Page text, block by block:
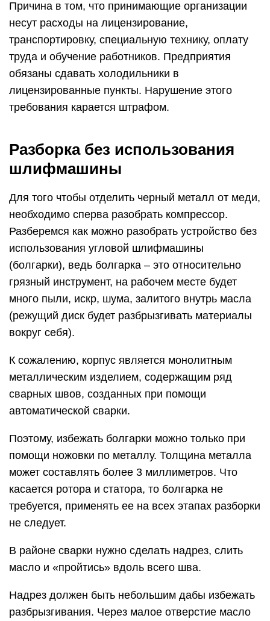
Причина в том, что принимающие организации
несут расходы на лицензирование,
транспортировку, специальную технику, оплату
труда и обучение работников. Предприятия
обязаны сдавать холодильники в
лицензированные пункты. Нарушение этого
требования карается штрафом.
Разборка без использования
шлифмашины
Для того чтобы отделить черный металл от меди,
необходимо сперва разобрать компрессор.
Разберемся как можно разобрать устройство без
использования угловой шлифмашины
(болгарки), ведь болгарка – это относительно
грязный инструмент, на рабочем месте будет
много пыли, искр, шума, залитого внутрь масла
(режущий диск будет разбрызгивать материалы
вокруг себя).
К сожалению, корпус является монолитным
металлическим изделием, содержащим ряд
сварных швов, созданных при помощи
автоматической сварки.
Поэтому, избежать болгарки можно только при
помощи ножовки по металлу. Толщина металла
может составлять более 3 миллиметров. Что
касается ротора и статора, то болгарка не
требуется, применять ее на всех этапах разборки
не следует.
В районе сварки нужно сделать надрез, слить
масло и «пройтись» вдоль всего шва.
Надрез должен быть небольшим дабы избежать
разбрызгивания. Через малое отверстие масло